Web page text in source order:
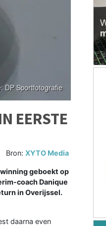
EERSTE
Bron:XYTO Media
geboekt op
coach Danique
in Overijssel.
daarna even